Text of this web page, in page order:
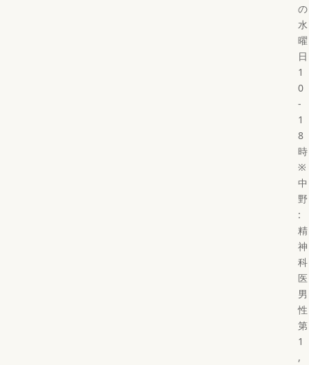
の
水
曜
日
1
0
-
1
8
時
※
中
野
:
精
神
科
医
男
性
第
1
,